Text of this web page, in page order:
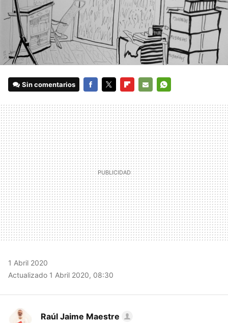
Sin comentarios
MAIL
1 Abril 2020
Actualizado 1 Abril 2020, 08:30
Raúl Jaime Maestre